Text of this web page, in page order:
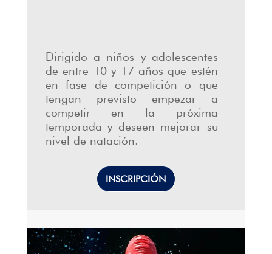
Dirigido a niños y adolescentes
de entre 10 y 17 años que estén
en fase de competición o que
tengan previsto empezar a
competir en la próxima
temporada y deseen mejorar su
nivel de natación.
INSCRIPCIÓN